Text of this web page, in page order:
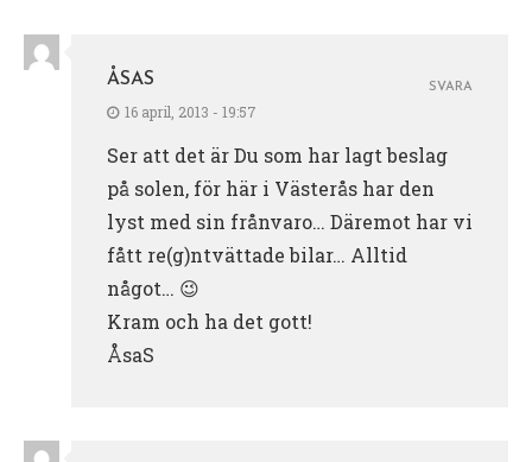
ÅSAS
16 april, 2013 - 19:57
Ser att det är Du som har lagt beslag
på solen, för här i Västerås har den
lyst med sin frånvaro… Däremot har vi
fått re(g)ntvättade bilar… Alltid
något… 😉
Kram och ha det gott!
ÅsaS
SVARA